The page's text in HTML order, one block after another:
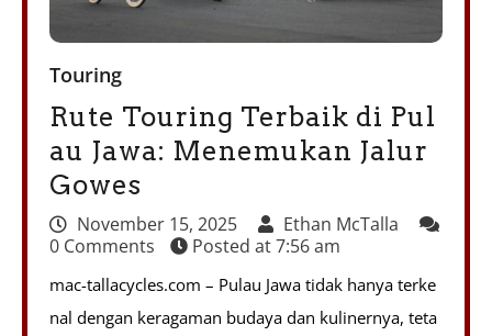
Touring
Rute Touring Terbaik di Pul
au Jawa: Menemukan Jalur
Gowes
November 15, 2025
Ethan McTalla
0 Comments
Posted at7:56 am
mac-tallacycles.com – Pulau Jawa tidak hanya terke
nal dengan keragaman budaya dan kulinernya, teta